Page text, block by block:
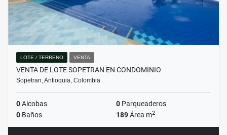
LOTE / TERRENO VENTA
VENTA DE LOTE SOPETRAN EN CONDOMINIO
Sopetran, Antioquia, Colombia
0Alcobas 0 Parqueaderos
0 Baños 189Área m2